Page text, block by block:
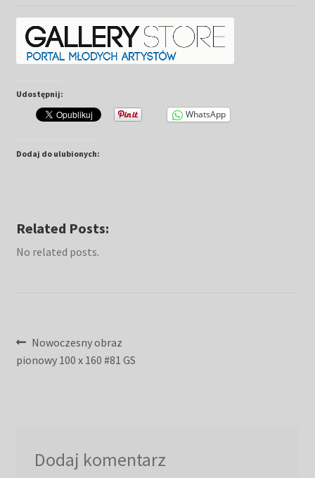
Kwiaty
Pejzaż
Obrazy abstrakcyjne
Udostępnij:
WhatsApp
Dodaj do ulubionych:
Related Posts:
No related posts.
Nawigacja
wpisu
Poprzedni
wpis:
Nowoczesny obraz
pionowy 100 x 160 #81 GS
Dodaj komentarz